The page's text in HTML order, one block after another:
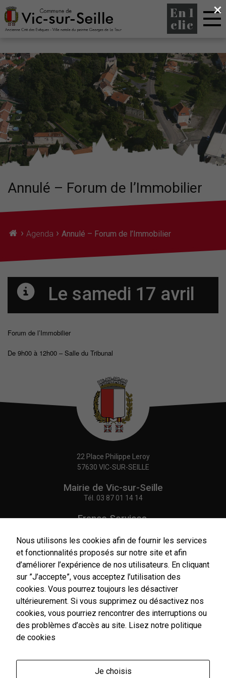
En 1
clic
Annulé – Forum de l’Immobilier
› Agenda › Annulé – Forum de l’Immobilier
Le samedi 17 avril
Forum de l’Immobilier
De 9h00 à 12h00 – Salle du Tribunal
22 Place Philippe Leroy
57630 VIC-SUR-SEILLE
Mairie de Vic-sur-Seille
Tél. 03 87 01 14 14
France Services,
Tél.03 87 86 41 48
NOUS CONTACTER
Horaires
d'ouverture
×
Nous utilisons les cookies afin de fournir les services
et fonctionnalités proposés sur notre site et afin
d’améliorer l’expérience de nos utilisateurs. En cliquant
sur ”J’accepte”, vous acceptez l’utilisation des
cookies. Vous pourrez toujours les désactiver
ultérieurement. Si vous supprimez ou désactivez nos
cookies, vous pourriez rencontrer des interruptions ou
des problèmes d’accès au site. Lisez notre politique
de cookies
Je choisis